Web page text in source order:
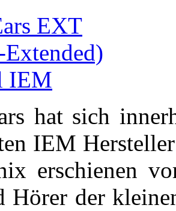
hat sich
IEM
erschienen
Hörer der